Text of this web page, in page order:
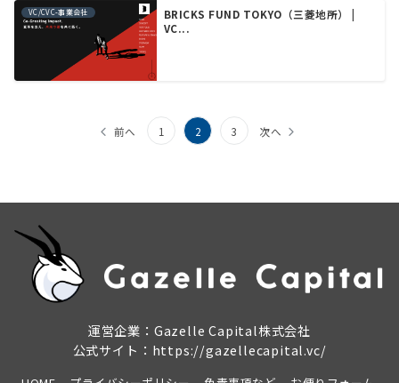
VC/CVC-事業会社
BRICKS FUND TOKYO（三菱地所） |
VC...
ー
ジ
前へ 1 2 3 次へ
運営企業：Gazelle Capital株式会社
公式サイト： https://gazellecapital.vc/